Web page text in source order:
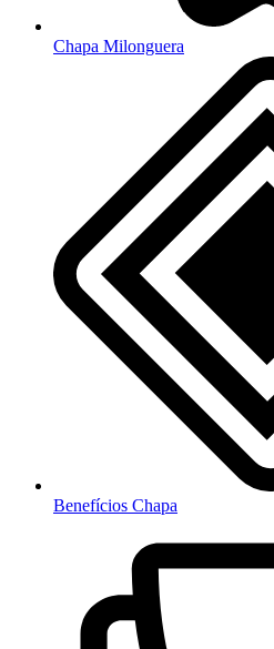
Chapa Milonguera
Benefícios Chapa